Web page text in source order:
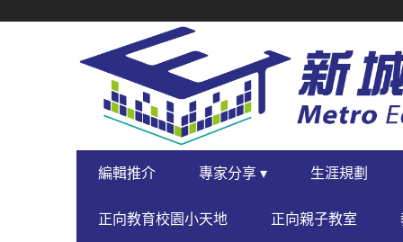
NAVIGATION
PRIMARY
NAVIGATION
編輯推介 專家分享 ▾ 生涯規劃
正向教育校園小天地 正向親子教室